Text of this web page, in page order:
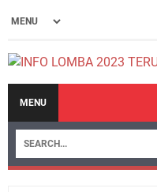
MENU